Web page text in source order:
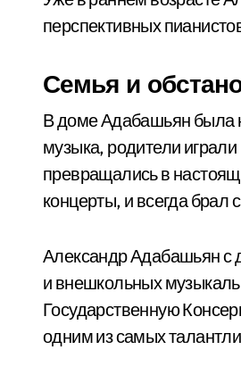
перспективных
Семья и
В доме Адабашьян была
музыка, родители
превращались в
концерты, и всегда брал
Александр Адабашьян с
и внешкольных
Государственную
одним из самых